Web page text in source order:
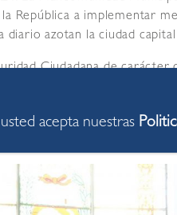
República a implementar
diario azotan la ciudad
Ciudadana de
que están ocurriendo en
Anchorena, presidente de
acepta nuestras